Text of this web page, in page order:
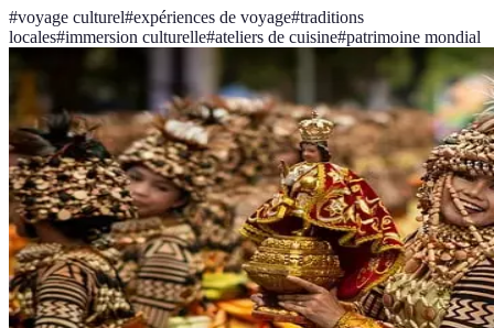
#voyage culturel#expériences de voyage#traditions
locales#immersion culturelle#ateliers de cuisine#patrimoine mondial